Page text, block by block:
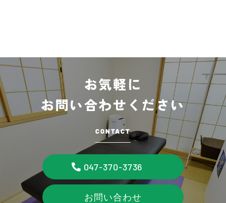
お気軽に
お問い合わせください
CONTACT
047-370-3736
お問い合わせ